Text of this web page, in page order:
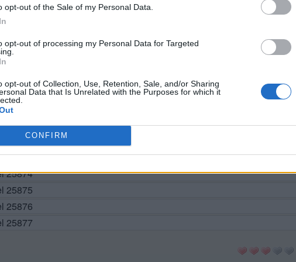
opt-out of the Sale of my Personal Data.
opt-out of processing my Personal Data for Targeted
opt-out of Collection, Use, Retention, Sale, and/or Sharing
Data that Is Unrelated with the Purposes for which it
CONFIRM
BUSCAR MÁS RESPUESTAS
25869
25871
25872
25873
25874
25875
25876
25877